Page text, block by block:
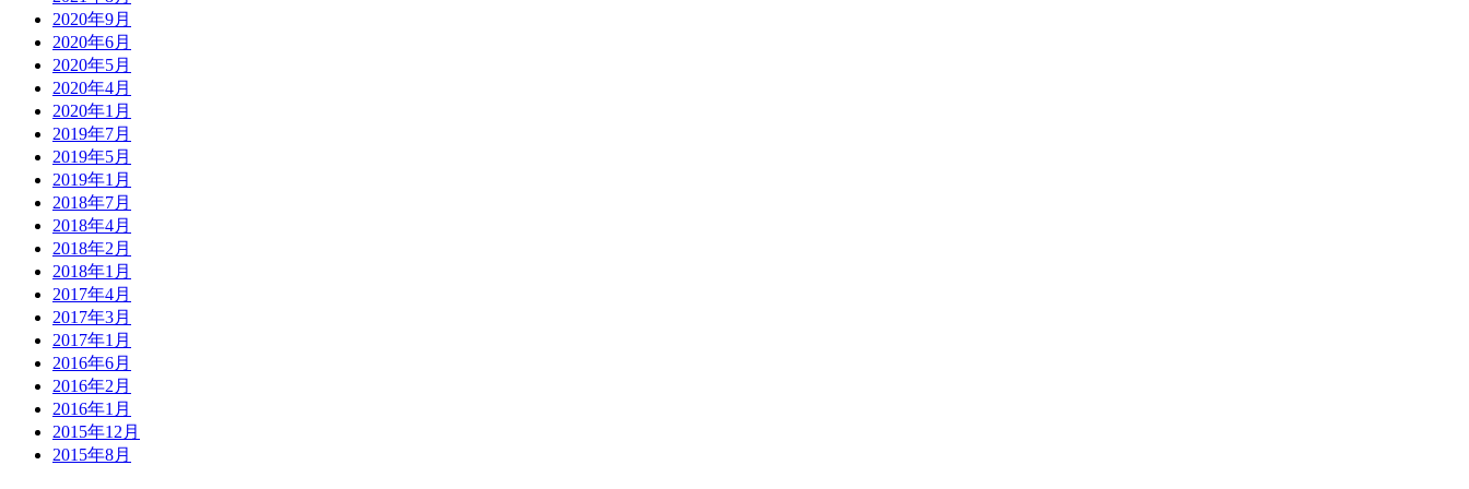
2020年9月
2020年6月
2020年5月
2020年4月
2020年1月
2019年7月
2019年5月
2019年1月
2018年7月
2018年4月
2018年2月
2018年1月
2017年4月
2017年3月
2017年1月
2016年6月
2016年2月
2016年1月
2015年12月
2015年8月